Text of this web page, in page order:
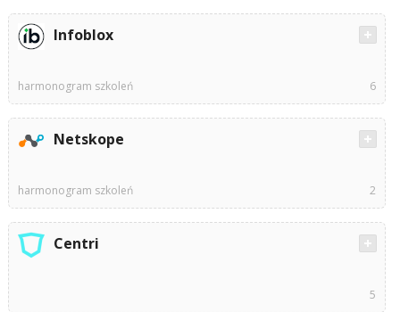
Infoblox
harmonogram szkoleń 6
Netskope
harmonogram szkoleń 2
Centri
5